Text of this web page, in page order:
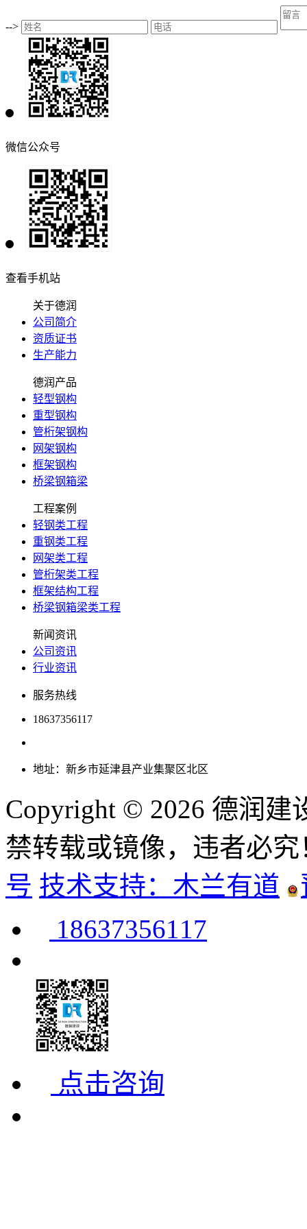
-->
微信公众号
查看手机站
关于德润
公司简介
资质证书
生产能力
德润产品
轻型钢构
重型钢构
管桁架钢构
网架钢构
框架钢构
桥梁钢箱梁
工程案例
轻钢类工程
重钢类工程
网架类工程
管桁架类工程
框架结构工程
桥梁钢箱梁类工程
新闻资讯
公司资讯
行业资讯
服务热线
18637356117
地址：新乡市延津县产业集聚区北区
Copyright © 2026 德润
禁转载或镜像，违者必
号 技术支持：木兰有道
18637356117
点击咨询